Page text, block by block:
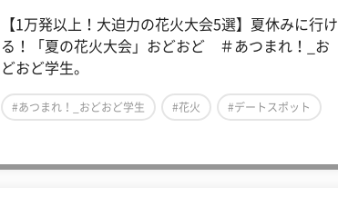
【1万発以上！大迫力の花火大会5選】夏休みに行け
る！「夏の花火大会」おどおど ＃あつまれ！_お
どおど学生。
#あつまれ！_おどおど学生 #花火 #デートスポット